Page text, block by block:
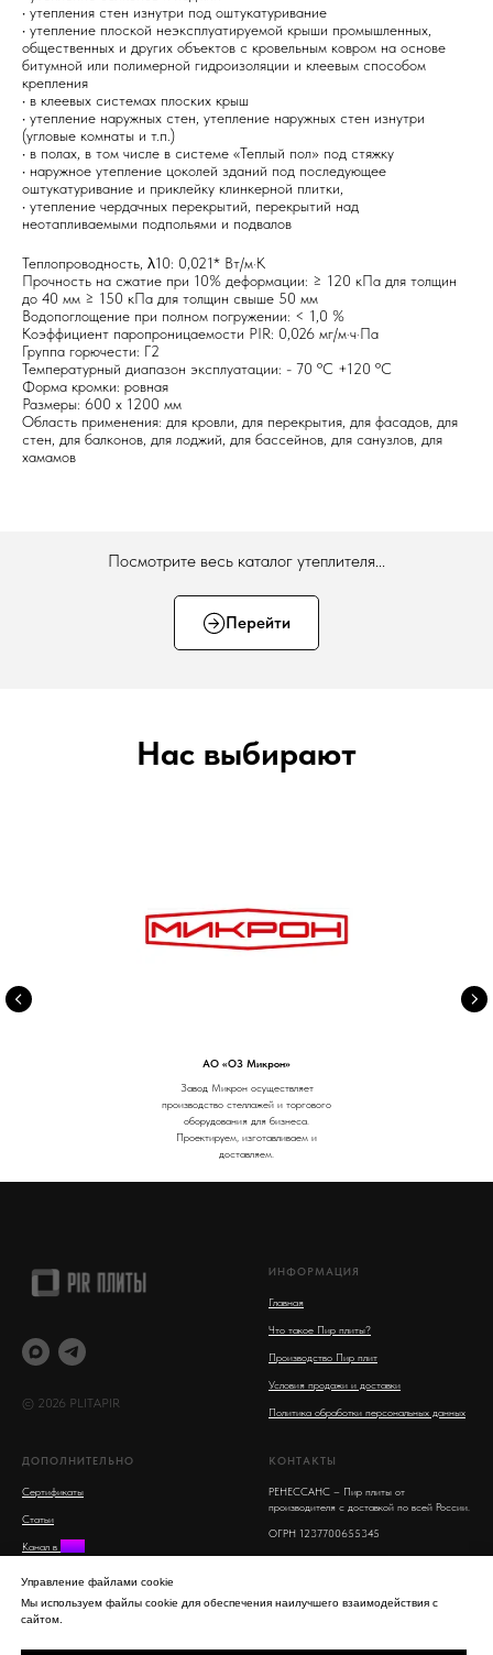
• утепления стен изнутри под оштукатуривание
• утепление плоской неэксплуатируемой крыши промышленных,
общественных и других объектов с кровельным ковром на основе
битумной или полимерной гидроизоляции и клеевым способом
крепления
• в клеевых системах плоских крыш
• утепление наружных стен, утепление наружных стен изнутри
(угловые комнаты и т.п.)
• в полах, в том числе в системе «Теплый пол» под стяжку
• наружное утепление цоколей зданий под последующее
оштукатуривание и приклейку клинкерной плитки,
• утепление чердачных перекрытий, перекрытий над
неотапливаемыми подпольями и подвалов
Теплопроводность, λ10: 0,021* Вт/м·К
Прочность на сжатие при 10% деформации: ≥ 120 кПа для толщин
до 40 мм ≥ 150 кПа для толщин свыше 50 мм
Водопоглощение при полном погружении: < 1,0 %
Коэффициент паропроницаемости PIR: 0,026 мг/м·ч·Па
Группа горючести: Г2
Температурный диапазон эксплуатации: - 70 ºC +120 ºC
Форма кромки: ровная
Размеры: 600 х 1200 мм
Область применения: для кровли, для перекрытия, для фасадов, для
стен, для балконов, для лоджий, для бассейнов, для санузлов, для
хамамов
Посмотрите весь каталог утеплителя...
Перейти
Нас выбирают
АО «ОЗ Микрон»
Завод Микрон осуществляет
производство стеллажей и торгового
оборудования для бизнеса.
Проектируем, изготавливаем и
доставляем.
© 2026 PLITAPIR
ИНФОРМАЦИЯ
Главная
Что такое Пир плиты?
Производство Пир плит
Условия продажи и доставки
Политика обработки персональных данных
ДОПОЛНИТЕЛЬНО
Сертификаты
Статьи
Канал в MAX
КОНТАКТЫ
РЕНЕССАНС – Пир плиты от
производителя с доставкой по всей России.
ОГРН 1237700655345
Московская область, Люберцы, улица 8
info@plitapir.ru
Управление файлами cookie
Мы используем файлы cookie для обеспечения наилучшего взаимодействия с
сайтом.